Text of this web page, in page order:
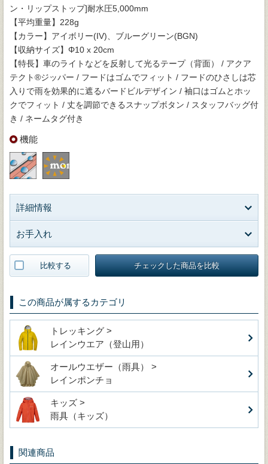
ン・リップストップ]耐水圧5,000mm
【平均重量】228g
【カラー】アイボリー(IV)、ブルーグリーン(BGN)
【収納サイズ】Φ10 x 20cm
【特長】車のライトなどを反射して光るテープ（背面） / アクア
テクト®ジッパー / フードはゴムでフィット / フードのひさしは芯
入りで雨を効果的に遮るバードビルデザイン / 袖口はゴムとホッ
クでフィット / 丈を調節できるスナップボタン / スタッフバッグ付
き / ネームタグ付き
機能
詳細情報
お手入れ
比較する チェックした商品を比較
この商品が属するカテゴリ
トレッキング >
レインウエア（登山用）
オールウエザー（雨具） >
レインポンチョ
キッズ >
雨具（キッズ）
関連商品